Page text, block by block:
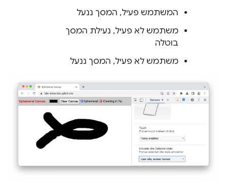
המשתמש פעיל, המסך ננעל
משתמש לא פעיל, נעילת המסך
בוטלה
משתמש לא פעיל, המסך ננעל